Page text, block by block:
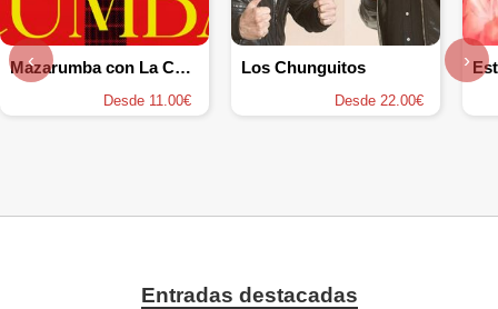
Mazarumba con La Corredera y Uña y Carne
Desde 11.00€
Los Chunguitos
Desde 22.00€
‹ ›
Entradas destacadas